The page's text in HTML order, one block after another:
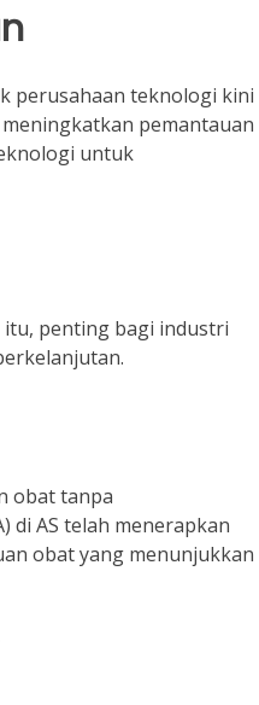
perusahaan teknologi kini
pemantauan
untuk
itu, penting bagi industri
obat tanpa
di AS telah menerapkan
obat yang menunjukkan